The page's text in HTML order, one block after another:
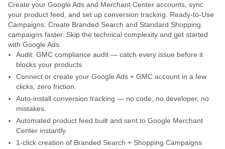
Create your Google Ads and Merchant Center accounts, sync
your product feed, and set up conversion tracking. Ready-to-Use
Campaigns: Create Branded Search and Standard Shopping
campaigns faster. Skip the technical complexity and get started
with Google Ads.
Audit: GMC compliance audit — catch every issue before it
blocks your products
Connect or create your Google Ads + GMC account in a few
clicks, zero friction.
Auto-install conversion tracking — no code, no developer, no
mistakes.
Automated product feed built and sent to Google Merchant
Center instantly.
1-click creation of Branded Search + Shopping Campaigns